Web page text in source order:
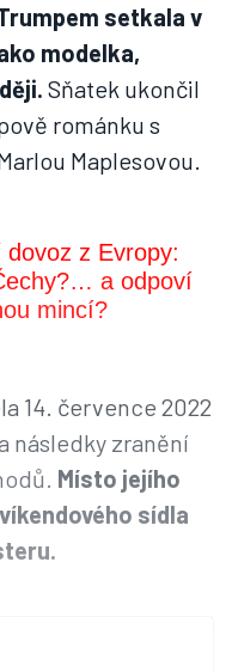
setkala v
modelka,
Sňatek ukončil
románku s
Maplesovou.
z Evropy:
a odpoví
mincí?
14. července 2022
následky zranění
Místo jejího
sídla